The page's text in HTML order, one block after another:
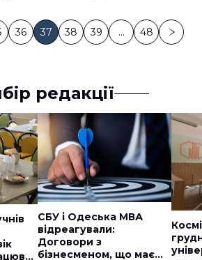
36 37 38 39 … 48
редакції
СБУ і Одеська МВА
відреагували:
Договори з
бізнесменом, що має